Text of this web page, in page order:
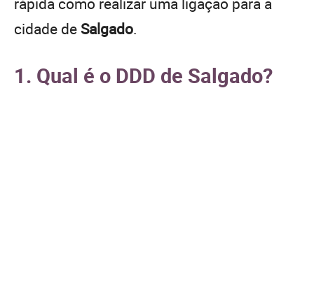
cidade de Salgado.
1. Qual é o DDD de Salgado?